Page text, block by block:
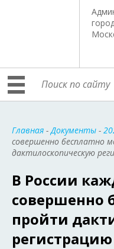
Главная -Документы -
совершенно бесплатно
дактилоскопическую
В России
совершенно
пройти
регистрацию